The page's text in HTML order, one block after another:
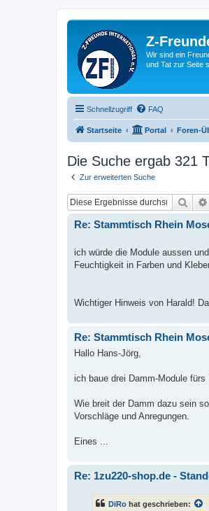
Z-
Wir sind ein
und Tat zur Seite
Schnellzugriff FAQ
Startseite Portal Foren-
Die Suche ergab 321
Zur erweiterten Suche
Suche
Re: Stammtisch Rhein
ich würde die Module aussen
Feuchtigkeit in Farben und
Wichtiger Hinweis von Harald!
Re: Stammtisch Rhein
Hallo Hans-Jörg,
ich baue drei Damm-Module
Wie breit der Damm dazu sein
Vorschläge und Anregungen.
Eines ...
Re: 1zu220-shop.de -
DiRo hat geschrieben: